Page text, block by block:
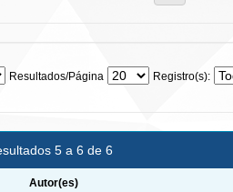
Resultados/Página Registro(s):
5 a 6 de 6
Autor(es)